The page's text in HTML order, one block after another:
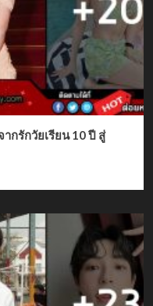
กรักวัยเรียน 10 ปี สู่